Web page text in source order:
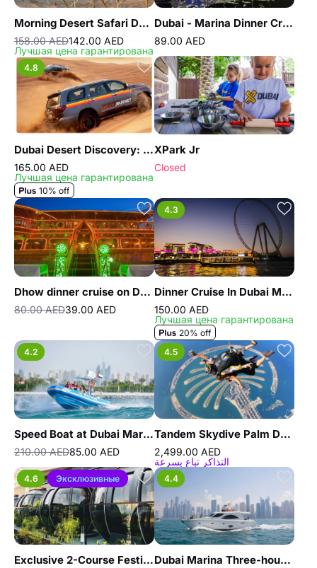
Morning Desert Safari Dubai with Dune Bashing, Sand Boarding & Camel Ride
158.00 AED142.00 AED
Лучшая цена гарантирована
Dubai - Marina Dinner Cruise
89.00 AED
4.8
Dubai Desert Discovery: Red Dunes Safari, Sandboard & Camel Ride
165.00 AED
Лучшая цена гарантирована
10% off
XPark Jr
Closed
Dhow dinner cruise on Dubai creek
80.00 AED39.00 AED
4.3
Dinner Cruise In Dubai Marina
150.00 AED
Лучшая цена гарантирована
20% off
4.2
Speed Boat at Dubai Marina by Splash Tours
210.00 AED85.00 AED
4.5
Tandem Skydive Palm Drop Dubai
2,499.00 AED
التذاكر تباع بسرعة
4.6 Эксклюзивные
Exclusive 2-Course Festive Brunch – The Pods
4.4
Dubai Marina Three-hour Yacht Tour with Lunch